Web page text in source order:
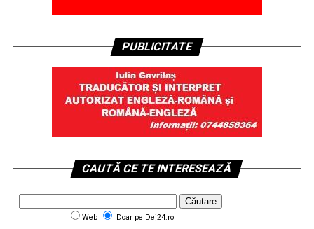
PUBLICITATE
CAUTĂ CE TE INTERESEAZĂ
Web Doar pe Dej24.ro